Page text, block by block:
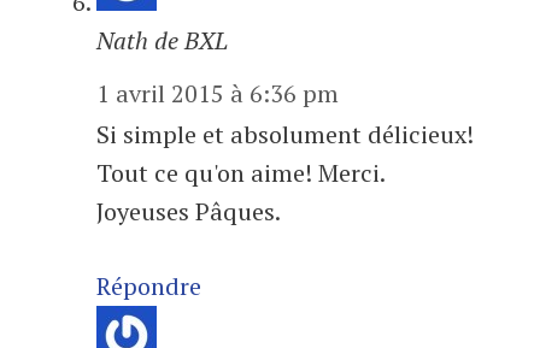
Nath de BXL
1 avril 2015 à 6:36 pm
Si simple et absolument délicieux!
Tout ce qu'on aime! Merci.
Joyeuses Pâques.
Répondre